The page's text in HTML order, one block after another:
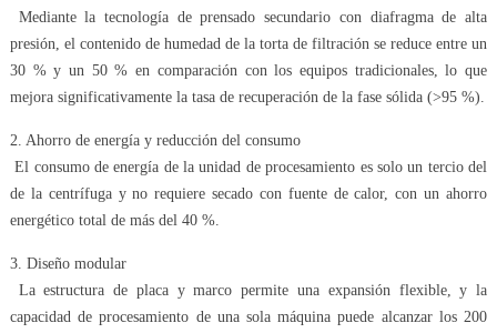
Mediante la tecnología de prensado secundario con diafragma de alta
presión, el contenido de humedad de la torta de filtración se reduce entre un
30 % y un 50 % en comparación con los equipos tradicionales, lo que
mejora significativamente la tasa de recuperación de la fase sólida (>95 %).
2. Ahorro de energía y reducción del consumo
El consumo de energía de la unidad de procesamiento es solo un tercio del
de la centrífuga y no requiere secado con fuente de calor, con un ahorro
energético total de más del 40 %.
3. Diseño modular
La estructura de placa y marco permite una expansión flexible, y la
capacidad de procesamiento de una sola máquina puede alcanzar los 200